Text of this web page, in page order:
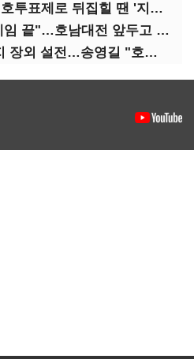
문제는 전대 이후…선호투표제로 뒤집힐 땐 '지지층 불복'
"1차 투표서 과반" "게임 끝"…호남대전 앞두고 '충돌'
김민석·정청래, 신천지 장외 설전…송영길 "호남 계몽 규탄"